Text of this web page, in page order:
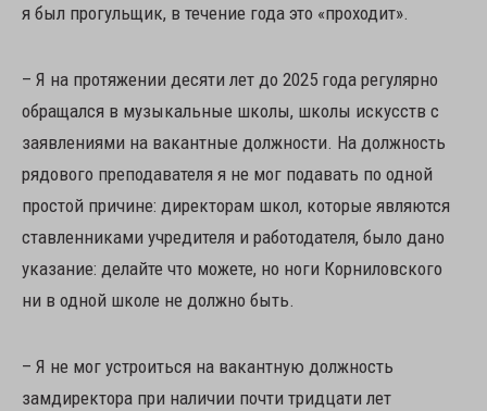
я был прогульщик, в течение года это «проходит».
– Я на протяжении десяти лет до 2025 года регулярно
обращался в музыкальные школы, школы искусств с
заявлениями на вакантные должности. На должность
рядового преподавателя я не мог подавать по одной
простой причине: директорам школ, которые являются
ставленниками учредителя и работодателя, было дано
указание: делайте что можете, но ноги Корниловского
ни в одной школе не должно быть.
– Я не мог устроиться на вакантную должность
замдиректора при наличии почти тридцати лет